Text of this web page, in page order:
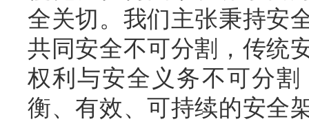
全关切。我们主张秉持安
共同安全不可分割，传统
权利与安全义务不可分
衡、有效、可持续的安全